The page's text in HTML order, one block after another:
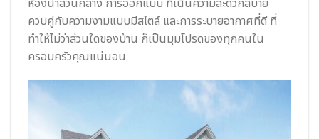
ควบคู่กับความงามแบบมีสไตล์ และการระบายอากาศที่ดี ที่
ทำให้ไม่ว่าส่วนใดของบ้าน ก็เป็นมุมโปรดของทุกคนใน
ครอบครัวคุณแน่นอน